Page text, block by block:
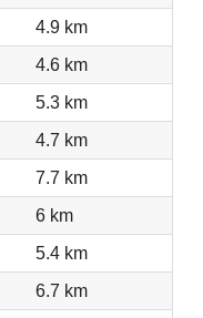
4.9 km
4.6 km
5.3 km
4.7 km
7.7 km
6 km
5.4 km
6.7 km